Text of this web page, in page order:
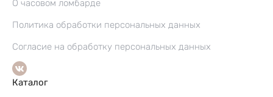
О часовом ломбарде
Политика обработки персональных данных
Согласие на обработку персональных данных
Каталог